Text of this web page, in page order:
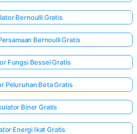
Bernoulli Gratis
Bernoulli Gratis
Fungsi Bessel Gratis
Peluruhan Beta Gratis
Biner Gratis
Energi Ikat Gratis